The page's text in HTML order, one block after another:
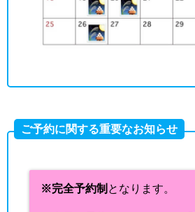
ご予約に関する重要なお知らせ
※完全予約制 となります。